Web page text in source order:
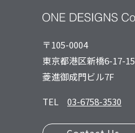
〒105-0004
東京都港区新橋6-17-15
菱進御成⾨ビル7F
TEL
03-6758-3530